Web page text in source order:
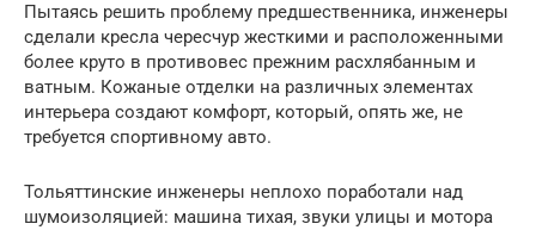
Пытаясь решить проблему предшественника, инженеры
сделали кресла чересчур жесткими и расположенными
более круто в противовес прежним расхлябанным и
ватным. Кожаные отделки на различных элементах
интерьера создают комфорт, который, опять же, не
требуется спортивному авто.
Тольяттинские инженеры неплохо поработали над
шумоизоляцией: машина тихая, звуки улицы и мотора